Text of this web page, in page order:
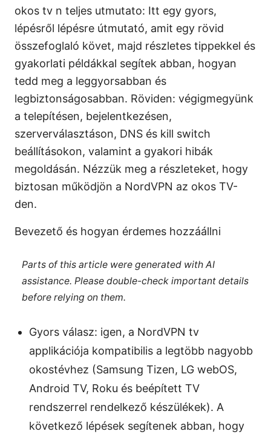
okos tv n teljes utmutato: Itt egy gyors,
lépésről lépésre útmutató, amit egy rövid
összefoglaló követ, majd részletes tippekkel és
gyakorlati példákkal segítek abban, hogyan
tedd meg a leggyorsabban és
legbiztonságosabban. Röviden: végigmegyünk
a telepítésen, bejelentkezésen,
szerverválasztáson, DNS és kill switch
beállításokon, valamint a gyakori hibák
megoldásán. Nézzük meg a részleteket, hogy
biztosan működjön a NordVPN az okos TV-
den.
Bevezető és hogyan érdemes hozzáállni
Parts of this article were generated with AI
assistance. Please double-check important details
before relying on them.
Gyors válasz: igen, a NordVPN tv
applikációja kompatibilis a legtöbb nagyobb
okostévhez (Samsung Tizen, LG webOS,
Android TV, Roku és beépített TV
rendszerrel rendelkező készülékek). A
következő lépések segítenek abban, hogy